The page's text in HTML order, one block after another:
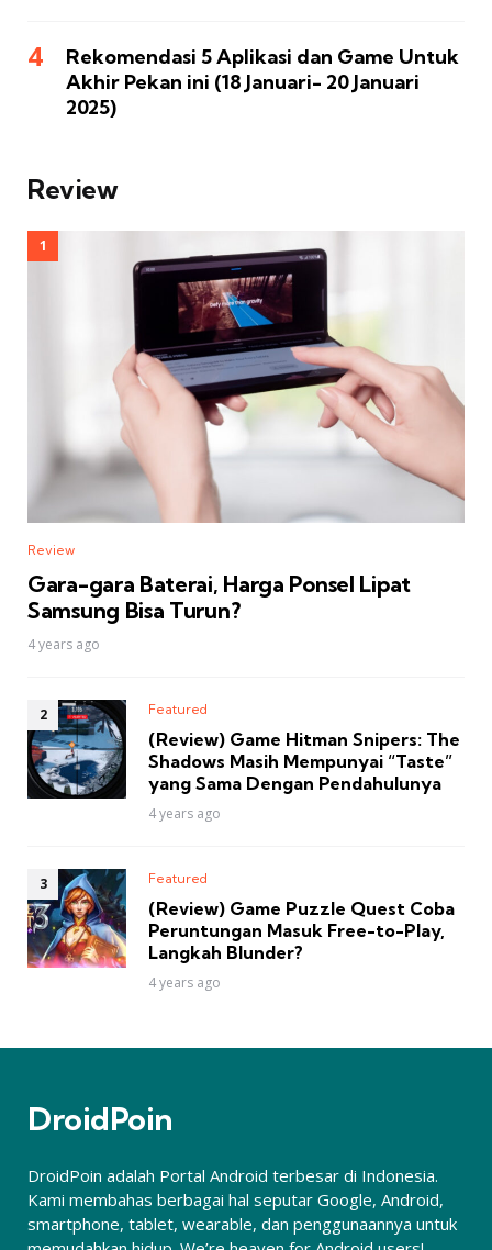
Rekomendasi 5 Aplikasi dan Game Untuk
Akhir Pekan ini (18 Januari- 20 Januari
2025)
Review
Review
Gara-gara Baterai, Harga Ponsel Lipat
Samsung Bisa Turun?
4 years ago
Featured
(Review) Game Hitman Snipers: The
Shadows Masih Mempunyai “Taste”
yang Sama Dengan Pendahulunya
4 years ago
Featured
(Review) Game Puzzle Quest Coba
Peruntungan Masuk Free-to-Play,
Langkah Blunder?
4 years ago
DroidPoin
DroidPoin adalah Portal Android terbesar di Indonesia.
Kami membahas berbagai hal seputar Google, Android,
smartphone, tablet, wearable, dan penggunaannya untuk